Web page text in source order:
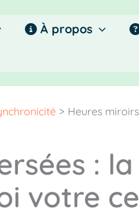
À propos
> Heures
:
votre